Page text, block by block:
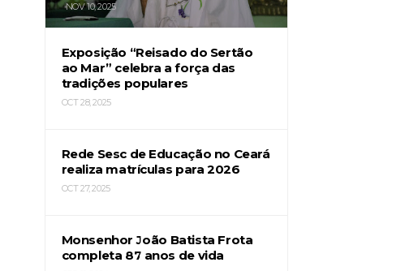
NOV 10, 2025
Exposição “Reisado do Sertão
ao Mar” celebra a força das
tradições populares
OCT 28, 2025
Rede Sesc de Educação no Ceará
realiza matrículas para 2026
OCT 27, 2025
Monsenhor João Batista Frota
completa 87 anos de vida